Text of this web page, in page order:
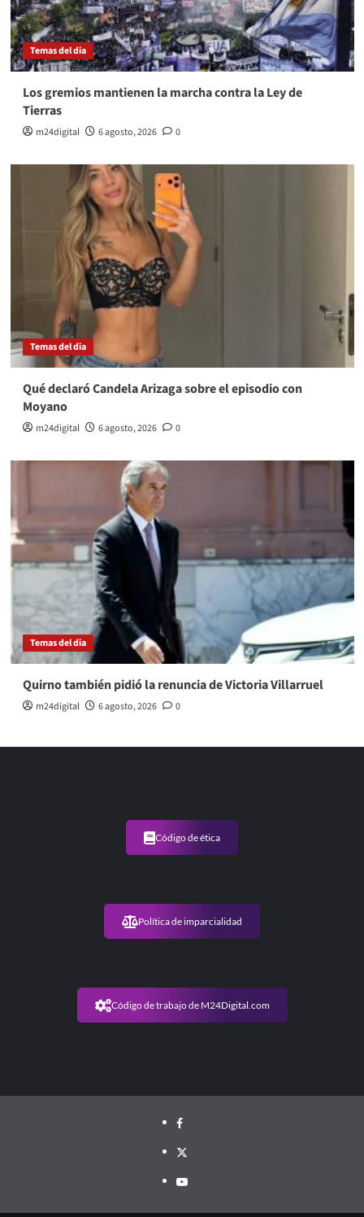
Temas del dia
Los gremios mantienen la marcha contra la Ley de
Tierras
m24digital 6 agosto, 2026 0
Temas del dia
Qué declaró Candela Arizaga sobre el episodio con
Moyano
m24digital 6 agosto, 2026 0
Temas del dia
Quirno también pidió la renuncia de Victoria Villarruel
m24digital 6 agosto, 2026 0
Código de ética
Política de imparcialidad
Código de trabajo de M24Digital.com